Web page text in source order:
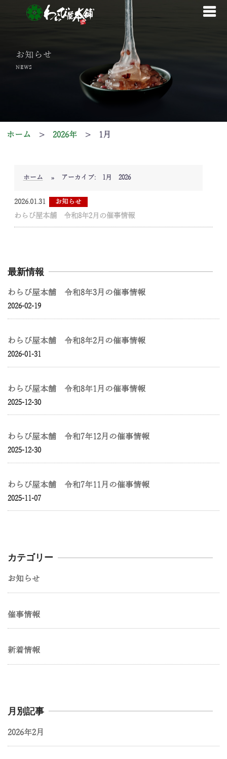
お知らせ
NEWS
ホーム >2026年 > 1月
ホーム » アーカイブ: 1月 2026
わらび屋本舗 令和8年2月の催事情報
2026.01.31 お知らせ
最新情報
わらび屋本舗 令和8年3月の催事情報
2026-02-19
わらび屋本舗 令和8年2月の催事情報
2026-01-31
わらび屋本舗 令和8年1月の催事情報
2025-12-30
わらび屋本舗 令和7年12月の催事情報
2025-12-30
わらび屋本舗 令和7年11月の催事情報
2025-11-07
カテゴリー
お知らせ
催事情報
新着情報
月別記事
2026年2月